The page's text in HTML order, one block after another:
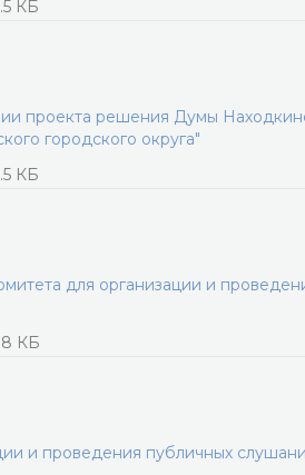
КБ
проекта решения Думы
городского округа"
КБ
для организации и
КБ
и проведения публичных